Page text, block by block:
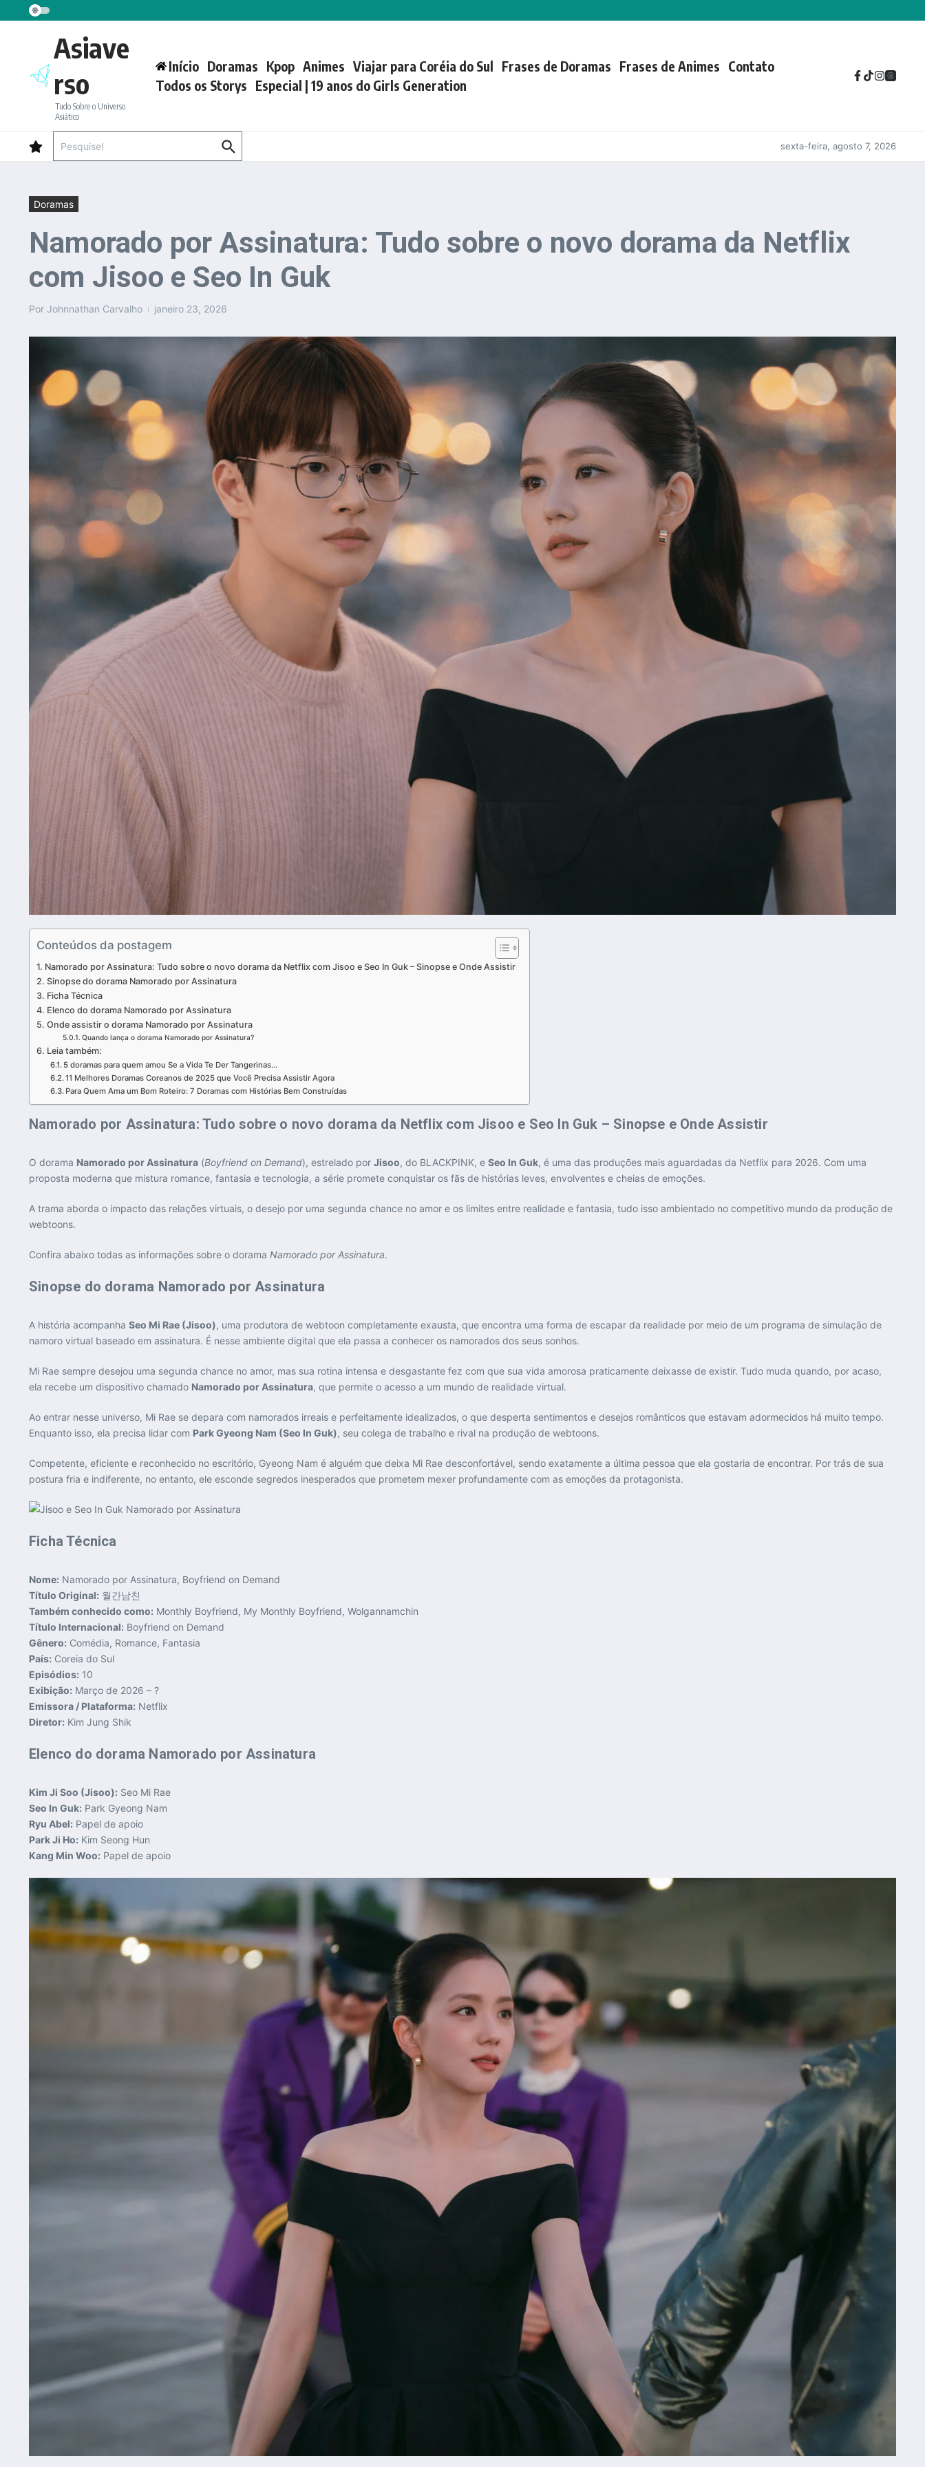
Ir para o conteúdo
Asiave
rso
Tudo Sobre o Universo
Asiático
Início Doramas Kpop Animes Viajar para Coréia do Sul Frases de Doramas Frases de Animes Contato
Todos os Storys Especial | 19 anos do Girls Generation
sexta-feira, agosto 7, 2026
Doramas
Namorado por Assinatura: Tudo sobre o novo dorama da Netflix
com Jisoo e Seo In Guk
Por Johnnathan Carvalho janeiro 23, 2026
Conteúdos da postagem
Namorado por Assinatura: Tudo sobre o novo dorama da Netflix com Jisoo e Seo In Guk – Sinopse e Onde Assistir
Sinopse do dorama Namorado por Assinatura
Ficha Técnica
Elenco do dorama Namorado por Assinatura
Onde assistir o dorama Namorado por Assinatura
Quando lança o dorama Namorado por Assinatura?
Leia também:
5 doramas para quem amou Se a Vida Te Der Tangerinas…
11 Melhores Doramas Coreanos de 2025 que Você Precisa Assistir Agora
Para Quem Ama um Bom Roteiro: 7 Doramas com Histórias Bem Construídas
Namorado por Assinatura: Tudo sobre o novo dorama da Netflix com Jisoo e Seo In Guk – Sinopse e Onde Assistir
O dorama Namorado por Assinatura (Boyfriend on Demand), estrelado por Jisoo, do BLACKPINK, e Seo In Guk, é uma das produções mais aguardadas da Netflix para 2026. Com uma
proposta moderna que mistura romance, fantasia e tecnologia, a série promete conquistar os fãs de histórias leves, envolventes e cheias de emoções.
A trama aborda o impacto das relações virtuais, o desejo por uma segunda chance no amor e os limites entre realidade e fantasia, tudo isso ambientado no competitivo mundo da produção de
webtoons.
Confira abaixo todas as informações sobre o dorama Namorado por Assinatura.
Sinopse do dorama Namorado por Assinatura
A história acompanha Seo Mi Rae (Jisoo), uma produtora de webtoon completamente exausta, que encontra uma forma de escapar da realidade por meio de um programa de simulação de
namoro virtual baseado em assinatura. É nesse ambiente digital que ela passa a conhecer os namorados dos seus sonhos.
Mi Rae sempre desejou uma segunda chance no amor, mas sua rotina intensa e desgastante fez com que sua vida amorosa praticamente deixasse de existir. Tudo muda quando, por acaso,
ela recebe um dispositivo chamado Namorado por Assinatura, que permite o acesso a um mundo de realidade virtual.
Ao entrar nesse universo, Mi Rae se depara com namorados irreais e perfeitamente idealizados, o que desperta sentimentos e desejos românticos que estavam adormecidos há muito tempo.
Enquanto isso, ela precisa lidar com Park Gyeong Nam (Seo In Guk), seu colega de trabalho e rival na produção de webtoons.
Competente, eficiente e reconhecido no escritório, Gyeong Nam é alguém que deixa Mi Rae desconfortável, sendo exatamente a última pessoa que ela gostaria de encontrar. Por trás de sua
postura fria e indiferente, no entanto, ele esconde segredos inesperados que prometem mexer profundamente com as emoções da protagonista.
Ficha Técnica
Nome: Namorado por Assinatura, Boyfriend on Demand
Título Original: 월간남친
Também conhecido como: Monthly Boyfriend, My Monthly Boyfriend, Wolgannamchin
Título Internacional: Boyfriend on Demand
Gênero: Comédia, Romance, Fantasia
País: Coreia do Sul
Episódios: 10
Exibição: Março de 2026 – ?
Emissora / Plataforma: Netflix
Diretor: Kim Jung Shik
Elenco do dorama Namorado por Assinatura
Kim Ji Soo (Jisoo): Seo Mi Rae
Seo In Guk: Park Gyeong Nam
Ryu Abel: Papel de apoio
Park Ji Ho: Kim Seong Hun
Kang Min Woo: Papel de apoio